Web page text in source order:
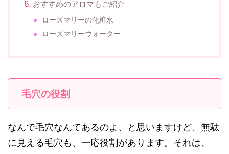
おすすめのアロマもご紹介
ローズマリーの化粧水
ローズマリーウォーター
毛穴の役割
なんで毛穴なんてあるのよ、と思いますけど、無駄
に見える毛穴も、一応役割があります。それは、